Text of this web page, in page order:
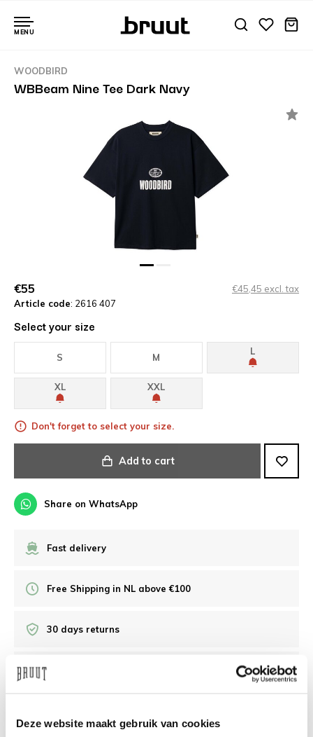
Deze website maakt gebruik van cookies
MENU
WOODBIRD
WBBeam Nine Tee Dark Navy
€55
€45,45 excl. tax
Article code: 2616 407
Select your size
S M
L
XL XXL
Don't forget to select your size.
Add to cart
Share on WhatsApp
Fast delivery
Free Shipping in NL above €100
30 days returns
Need help?We're glad to help